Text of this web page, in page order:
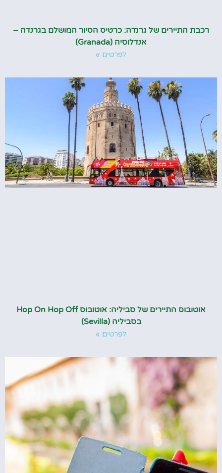
רכבת התיירים של גרנדה: כרטיס הסיור המושלם בגרנדה –
אנדלוסיה (Granada)
לפרטים »
אוטובוס התיירים של סביליה: אוטובוס Hop On Hop Off
בסביליה (Sevilla)
לפרטים »